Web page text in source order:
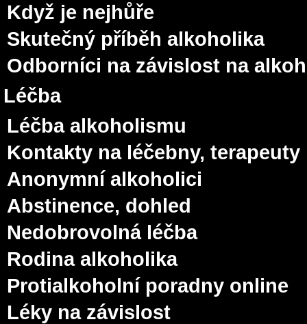
Když je nejhůře
Skutečný příběh alkoholika
Odborníci na závislost na
Léčba
Léčba alkoholismu
Kontakty na léčebny, terapeuty
Anonymní alkoholici
Abstinence, dohled
Nedobrovolná léčba
Rodina alkoholika
Protialkoholní poradny online
Léky na závislost